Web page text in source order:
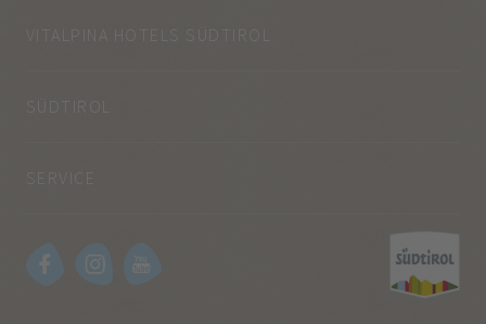
VITALPINA HOTELS SÜDTIROL